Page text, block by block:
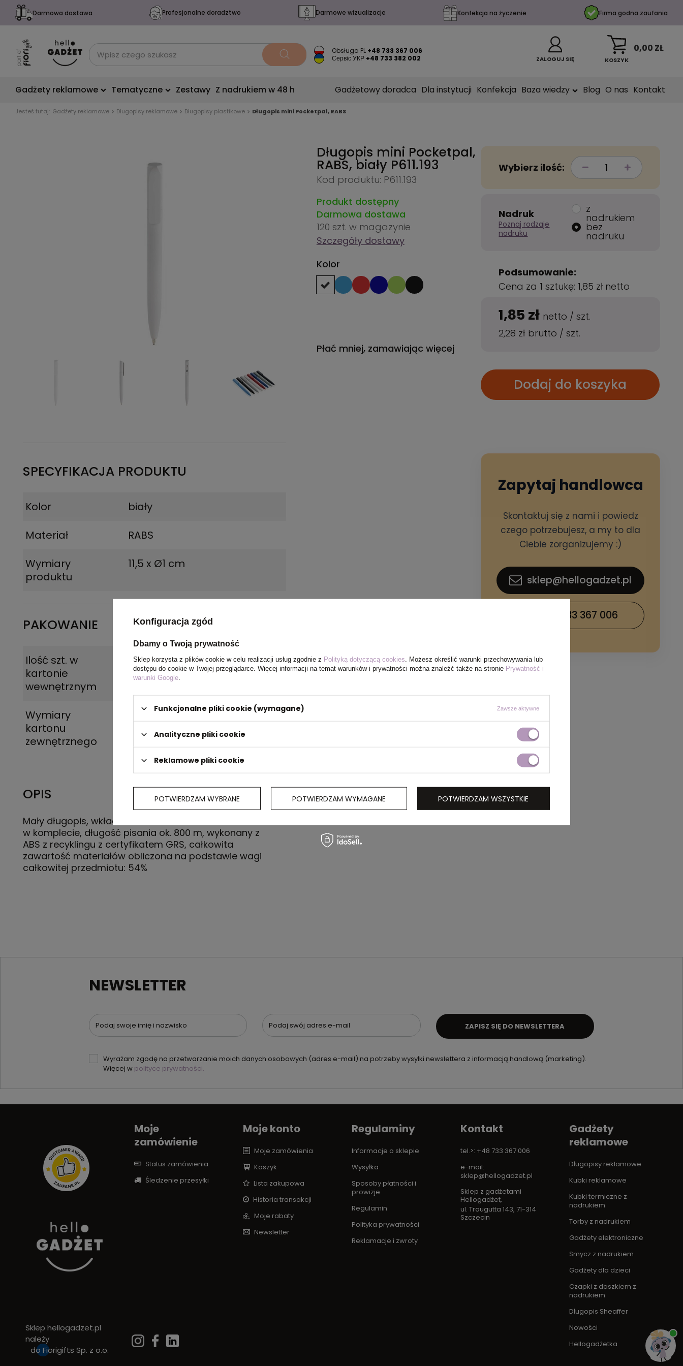
Darmowa dostawa Profesjonalne doradztwo Darmowe wizualizacje Konfekcja na życzenie Firma godna zaufania
Obsługa PL +48 733 367 006
Сервіс УКР +48 733 382 002 ZALOGUJ SIĘ KOSZYK
0,00 ZŁ
Gadżety reklamowe Tematyczne Zestawy Z nadrukiem w 48 h Gadżetowy doradca Dla instytucji Konfekcja Baza wiedzy Blog O nas Kontakt
Jesteś tutaj: Gadżety reklamowe Długopisy reklamowe Długopisy plastikowe Długopis mini Pocketpal, RABS
SPECYFIKACJA PRODUKTU
Kolor
biały
Materiał
RABS
Wymiary
produktu
11,5 x Ø1 cm
PAKOWANIE
Ilość szt. w
kartonie
wewnętrznym
50
Wymiary
kartonu
zewnętrznego
45.5 x 27.5 x 18.5 cm
OPIS
Mały długopis, wkład Dokumental® w kolorze niebieskim
w komplecie, długość pisania ok. 800 m, wykonany z
ABS z recyklingu z certyfikatem GRS, całkowita
zawartość materiałów obliczona na podstawie wagi
całkowitej przedmiotu: 54%
Długopis mini Pocketpal,
RABS, biały P611.193
Kod produktu: P611.193
Produkt dostępny
Darmowa dostawa
120 szt. w magazynie
Szczegóły dostawy
Kolor
Płać mniej, zamawiając więcej
Wybierz ilość:
Nadruk
Poznaj rodzaje
nadruku
z
nadrukiem
bez
nadruku
Podsumowanie:
Cena za 1 sztukę: 1,85 zł netto
1,85 zł netto /szt.
2,28 zł brutto /szt.
Dodaj do koszyka
Zapytaj handlowca
Skontaktuj się z nami i powiedz
czego potrzebujesz, a my to dla
Ciebie zorganizujemy :)
sklep@hellogadzet.pl
+48 733 367 006
NEWSLETTER
Podaj swoje imię i nazwisko Podaj swój adres e-mail
Wyrażam zgodę na przetwarzanie moich danych osobowych (adres e-mail) na potrzeby wysyłki newslettera z informacją handlową (marketing).
Więcej w polityce prywatności.
ZAPISZ SIĘ DO NEWSLETTERA
Sklep hellogadzet.pl
należy
do Fiorigifts Sp. z o.o.
Moje
zamówienie
Status zamówienia
Śledzenie przesyłki
Moje konto
Moje zamówienia
Koszyk
Lista zakupowa
Historia transakcji
Moje rabaty
Newsletter
Regulaminy
Informacje o sklepie
Wysyłka
Sposoby płatności i
prowizje
Regulamin
Polityka prywatności
Reklamacje i zwroty
Kontakt
tel.>: +48 733 367 006
e-mail:
sklep@hellogadzet.pl
Sklep z gadżetami
Hellogadżet,
ul. Traugutta 143, 71-314
Szczecin
Gadżety
reklamowe
Długopisy reklamowe
Kubki reklamowe
Kubki termiczne z
nadrukiem
Torby z nadrukiem
Gadżety elektroniczne
Smycz z nadrukiem
Gadżety dla dzieci
Czapki z daszkiem z
nadrukiem
Długopis Sheaffer
Nowości
Hellogadżetka
Konfiguracja zgód
Dbamy o Twoją prywatność
Sklep korzysta z plików cookie w celu realizacji usług zgodnie z Polityką dotyczącą cookies . Możesz określić warunki przechowywania lub
dostępu do cookie w Twojej przeglądarce. Więcej informacji na temat warunków i prywatności można znaleźć także na stronie Prywatność i
warunki Google
Funkcjonalne pliki cookie (wymagane) Zawsze aktywne
Analityczne pliki cookie
Reklamowe pliki cookie
POTWIERDZAM WYBRANE POTWIERDZAM WYMAGANE POTWIERDZAM WSZYSTKIE